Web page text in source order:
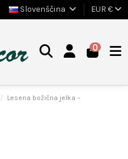
Slovenščina EUR €
0
Lesena božična jelka –